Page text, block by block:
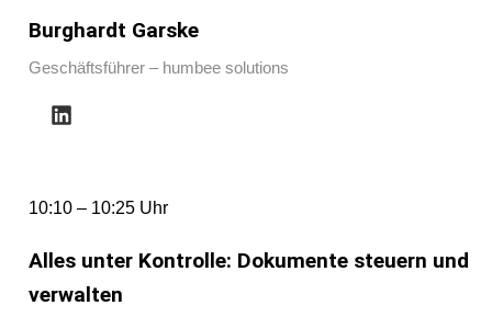
Burghardt Garske
Geschäftsführer – humbee solutions
10:10 – 10:25 Uhr
Alles unter Kontrolle: Dokumente steuern und
verwalten